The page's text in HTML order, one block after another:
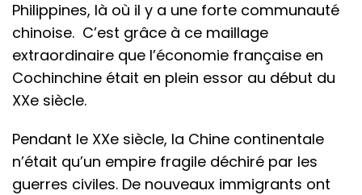
Philippines, là où il y a une forte communauté
chinoise. C’est grâce à ce maillage
extraordinaire que l’économie française en
Cochinchine était en plein essor au début du
XXe siècle.
Pendant le XXe siècle, la Chine continentale
n’était qu’un empire fragile déchiré par les
guerres civiles. De nouveaux immigrants ont